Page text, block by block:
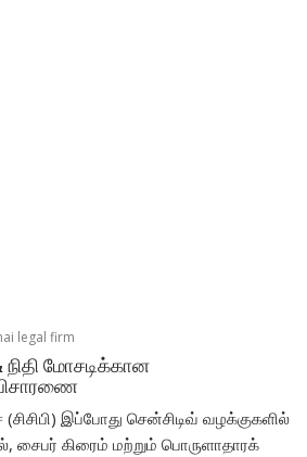
legal firm
நிதி மோசடிக்கான
இப்போது சென்சிடிவ் வழக்குகளில்
சைபர் கிரைம் மற்றும் பொருளாதாரக்